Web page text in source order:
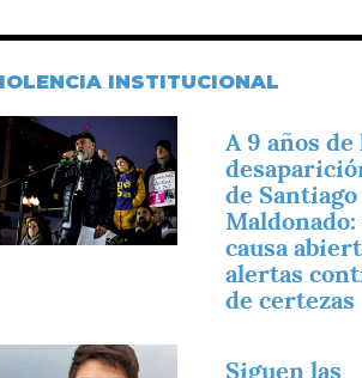
INSTITUCIONAL
A 9 años de
de Santiago
causa
alertas
de certezas
Siguen las